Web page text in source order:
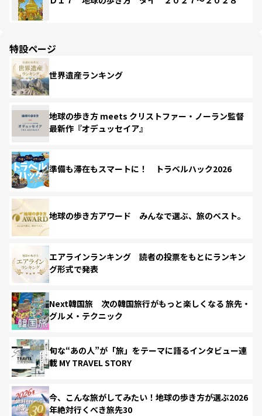
特設ページ
世界遺産ランキング
地球の歩き方 meets クリストファー・ノーラン監督
最新作『オデュッセイア』
準備も滞在もスマートに！ トラベルハック2026
地球の歩き方アワード みんなで選ぶ、旅のベスト。
エアラインランキング 読者の投票をもとにランキン
グ形式で発表
Next韓国旅 次の韓国旅行がもっと楽しくなる 旅先・
グルメ・テクニック
旬な“あの人”が「旅」をテーマに語るインタビュー連
載 MY TRAVEL STORY
今、こんな旅がしてみたい！地球の歩き方が選ぶ2026
年絶対行くべき旅先30